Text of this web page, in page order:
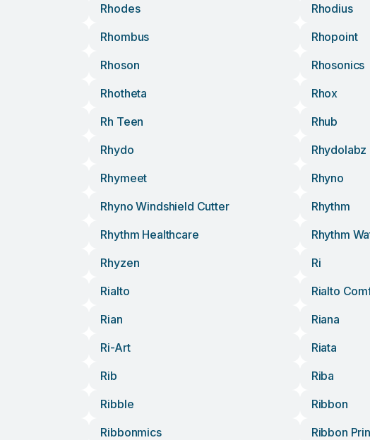
Rhodes
Rhodius
Rhombus
Rhopoint
Rhoson
Rhosonics
Rhotheta
Rhox
Rh Teen
Rhub
Rhydo
Rhydolabz
Rhymeet
Rhyno
Rhyno Windshield Cutter
Rhythm
Rhythm Healthcare
Rhythm
Rhyzen
Ri
Rialto
Rialto
Rian
Riana
Ri-Art
Riata
Rib
Riba
Ribble
Ribbon
Ribbonmics
Ribbon